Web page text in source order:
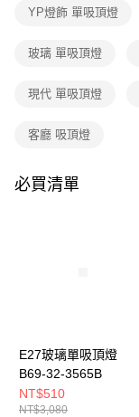
結帳頁面，進行簡訊認
ATM／網路銀行／等多
購買商品的店家。未經
是否繳費成功／繳費後
【注意事項】
時審查核予不同之上限
５．嚴禁一人註冊多個
恩沛科技股份有限公司
YP燈飾 單吸頂燈
玻璃 單吸頂燈
現代 單吸頂燈
客廳 吸頂燈
必買清單
E27玻璃單吸頂燈
B69-32-3565B
NT$510
NT$3,080